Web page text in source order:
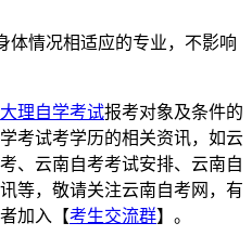
情况相适应的专业，不影响
大理自学考试报考对象及条件的
考试考学历的相关资讯，如云
、云南自考考试安排、云南自
等，敬请关注云南自考网，有
加入【考生交流群】。